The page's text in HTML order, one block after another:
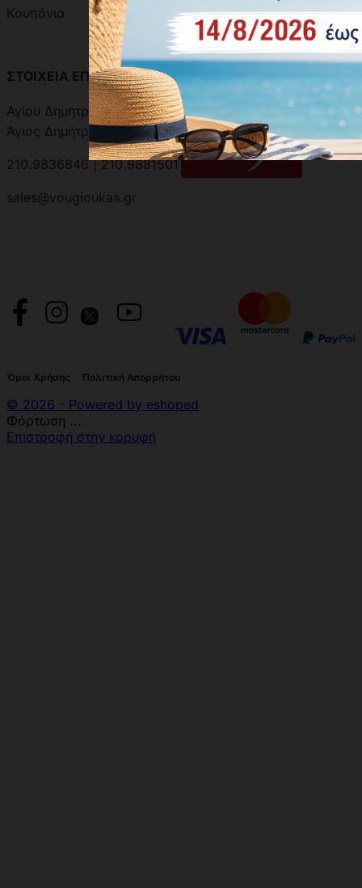
Κουπόνια
ΣΤΟΙΧΕΙΑ ΕΠΙΚΟΙΝΩΝΙΑΣ
Αγίου Δημητρίου 301, 17342
Άγιος Δημήτριος, Ελλάδα
210.9836846 | 210.9881501
sales@vougioukas.gr
ΑΝΑΖΗΤΗΣΗ ΑΠΟΣΤΟΛΗΣ
Όροι Χρήσης Πολιτική Απορρήτου
© 2026 - Powered by eshoped
Φόρτωση ...
Επιστροφή στην κορυφή